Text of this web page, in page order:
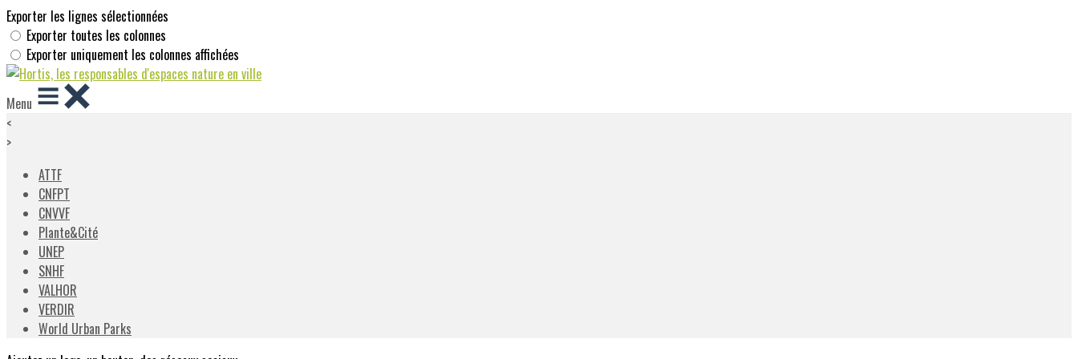
Exporter les lignes sélectionnées
Exporter toutes les colonnes
Exporter uniquement les colonnes affichées
Menu
<
>
ATTF
CNFPT
CNVVF
Plante&Cité
UNEP
SNHF
VALHOR
VERDIR
World Urban Parks